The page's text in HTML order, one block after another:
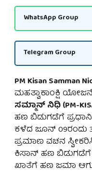
WhatsApp Group
Telegram Group
PM Kisan Samman
ಮಹತ್ವಾಕಾಂಕ್ಷಿ
ಸಮ್ಮಾನ್ ನಿಧಿ (PM-
ಹಣ ಬಿಡುಗಡೆಗೆ
ಕಳೆದ ಜೂನ್ 09ರಂದು
ಪ್ರಮಾಣ ವಚನ
ಕಿಸಾನ್ ಹಣ ಬಿಡುಗಡೆಗೆ
ಖಾತೆಗೆ ಹಣ ಜಮಾ